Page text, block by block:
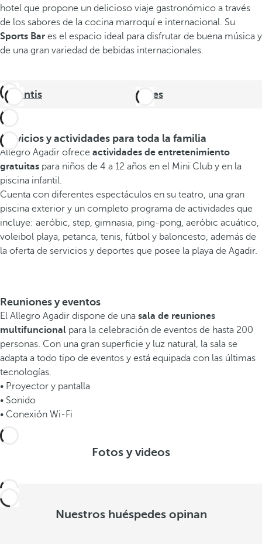
hotel que propone un delicioso viaje gastronómico a través
de los sabores de la cocina marroquí e internacional. Su
Sports Bar es el espacio ideal para disfrutar de buena música y
de una gran variedad de bebidas internacionales.
Atlantis Bares
Servicios y actividades para toda la familia
Allegro Agadir ofrece actividades de entretenimiento
gratuitas para niños de 4 a 12 años en el Mini Club y en la
piscina infantil.
Cuenta con diferentes espectáculos en su teatro, una gran
piscina exterior y un completo programa de actividades que
incluye: aeróbic, step, gimnasia, ping-pong, aeróbic acuático,
voleibol playa, petanca, tenis, fútbol y baloncesto, además de
la oferta de servicios y deportes que posee la playa de Agadir.
Reuniones y eventos
El Allegro Agadir dispone de una sala de reuniones
multifuncional para la celebración de eventos de hasta 200
personas. Con una gran superficie y luz natural, la sala se
adapta a todo tipo de eventos y está equipada con las últimas
tecnologías.
• Proyector y pantalla
• Sonido
• Conexión Wi-Fi
Fotos y videos
Nuestros huéspedes opinan